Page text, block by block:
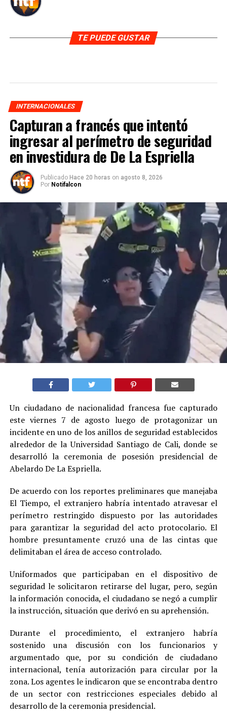
TE PUEDE GUSTAR
INTERNACIONALES
Capturan a francés que intentó
ingresar al perímetro de seguridad
en investidura de De La Espriella
Publicado Hace 20 horas on agosto 8, 2026
Por Notifalcon
Un ciudadano de nacionalidad francesa fue capturado
este viernes 7 de agosto luego de protagonizar un
incidente en uno de los anillos de seguridad establecidos
alrededor de la Universidad Santiago de Cali, donde se
desarrolló la ceremonia de posesión presidencial de
Abelardo De La Espriella.
De acuerdo con los reportes preliminares que manejaba
El Tiempo, el extranjero habría intentado atravesar el
perímetro restringido dispuesto por las autoridades
para garantizar la seguridad del acto protocolario. El
hombre presuntamente cruzó una de las cintas que
delimitaban el área de acceso controlado.
Uniformados que participaban en el dispositivo de
seguridad le solicitaron retirarse del lugar, pero, según
la información conocida, el ciudadano se negó a cumplir
la instrucción, situación que derivó en su aprehensión.
Durante el procedimiento, el extranjero habría
sostenido una discusión con los funcionarios y
argumentado que, por su condición de ciudadano
internacional, tenía autorización para circular por la
zona. Los agentes le indicaron que se encontraba dentro
de un sector con restricciones especiales debido al
desarrollo de la ceremonia presidencial.